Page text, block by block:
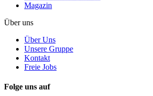
Magazin
Über uns
Über Uns
Unsere Gruppe
Kontakt
Freie Jobs
Folge uns auf